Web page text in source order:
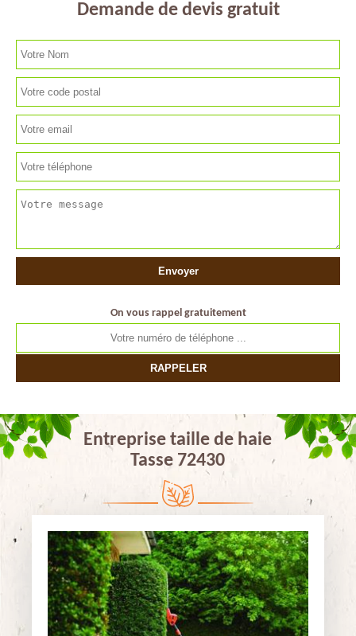
Demande de devis gratuit
On vous rappel gratuitement
Entreprise taille de haie
Tasse 72430